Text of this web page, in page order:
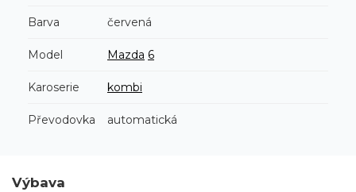
Barva červená
Model Mazda 6
Karoserie kombi
Převodovka automatická
Výbava